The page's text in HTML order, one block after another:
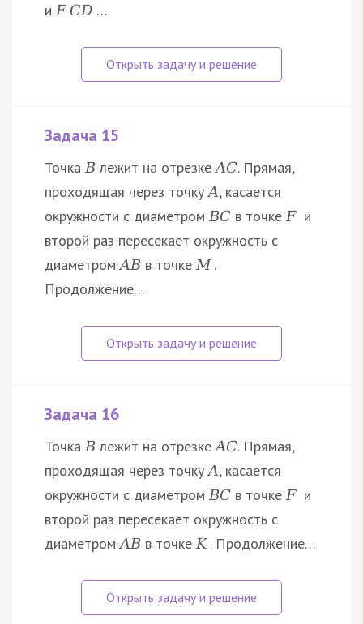
иF CD …
Задача 15
ТочкаBлежит на отрезкеAC. Прямая,
проходящая через точкуA, касается
окружности с диаметромBC в точкеF и
второй раз пересекает окружность с
диаметромAB в точкеM .
Продолжение…
Задача 16
ТочкаBлежит на отрезкеAC. Прямая,
проходящая через точкуA, касается
окружности с диаметромBC в точкеF и
второй раз пересекает окружность с
диаметромAB в точкеK . Продолжение…